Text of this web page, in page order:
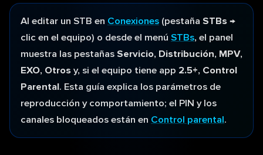
Al editar un STB en Conexiones (pestaña STBs →
clic en el equipo) o desde el menú STBs, el panel
muestra las pestañas Servicio, Distribución, MPV,
EXO, Otros y, si el equipo tiene app 2.5+, Control
Parental. Esta guía explica los parámetros de
reproducción y comportamiento; el PIN y los
canales bloqueados están en Control parental.